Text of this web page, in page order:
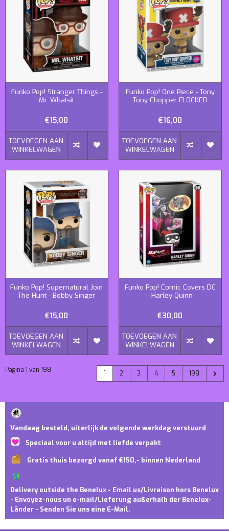
Funko Pop! Stranger Things -
Mr. Whatsit
€15,00
TOEVOEGEN AAN
WINKELWAGEN
Funko Pop! One Piece - Tony
Tony Chopper FLOCKED
€16,00
TOEVOEGEN AAN
WINKELWAGEN
Funko Pop! Supernatural Join
The Hunt - Bobby Singer
€15,00
TOEVOEGEN AAN
WINKELWAGEN
Funko Pop! Comic Covers DC
- Harley Quinn
€30,00
TOEVOEGEN AAN
WINKELWAGEN
Pagina 1 van 198 1 2 3 4 5 198
Vandaag besteld, uiterlijk de volgende werkdag verstuurd
Speciaal voor u altijd met liefde verpakt
Gratis thuis bezorgd vanaf €150,- binnen Nederland
Delivery outside the Benelux - Email us/Livraison hors Benelux
- Envoyez-nous un e-mail/Lieferung außerhalb der Benelux-
Länder - Senden Sie uns eine E-Mail.